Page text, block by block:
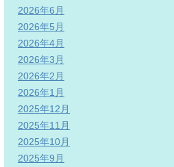
2026年6月
2026年5月
2026年4月
2026年3月
2026年2月
2026年1月
2025年12月
2025年11月
2025年10月
2025年9月